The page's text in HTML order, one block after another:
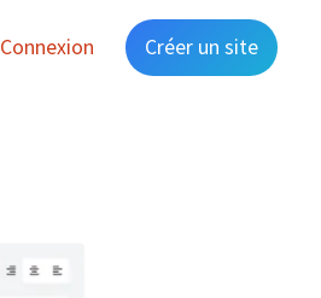
Connexion Créer un site